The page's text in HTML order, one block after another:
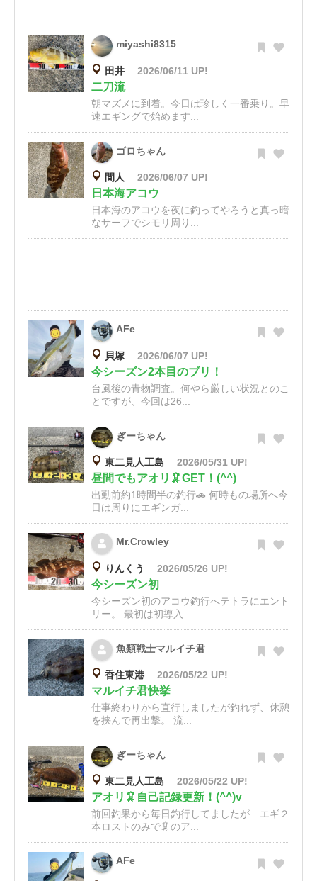
miyashi8315
田井 2026/06/11 UP!
二刀流
朝マズメに到着。今日は珍しく一番乗り。早
速エギングで始めます...
ゴロちゃん
間人 2026/06/07 UP!
日本海アコウ
日本海のアコウを夜に釣ってやろうと真っ暗
なサーフでシモリ周り...
AFe
貝塚 2026/06/07 UP!
今シーズン2本目のブリ！
台風後の青物調査。何やら厳しい状況とのこ
とですが、今回は26...
ぎーちゃん
東二見人工島 2026/05/31 UP!
昼間でもアオリ🦑GET！(^^)
出勤前約1時間半の釣行🚗 何時もの場所へ今
日は周りにエギンガ...
Mr.Crowley
りんくう 2026/05/26 UP!
今シーズン初
今シーズン初のアコウ釣行へテトラにエント
リー。 最初は初導入...
魚類戦士マルイチ君
香住東港 2026/05/22 UP!
マルイチ君快挙
仕事終わりから直行しましたが釣れず、休憩
を挟んで再出撃。 流...
ぎーちゃん
東二見人工島 2026/05/22 UP!
アオリ🦑自己記録更新！(^^)v
前回釣果から毎日釣行してましたが…エギ２
本ロストのみで🦑のア...
AFe